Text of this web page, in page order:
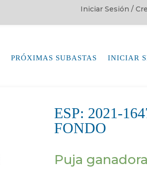
Iniciar Sesión /
PRÓXIMAS SUBASTAS INICIAR
ESP: 2021-
FONDO
Puja ganadora